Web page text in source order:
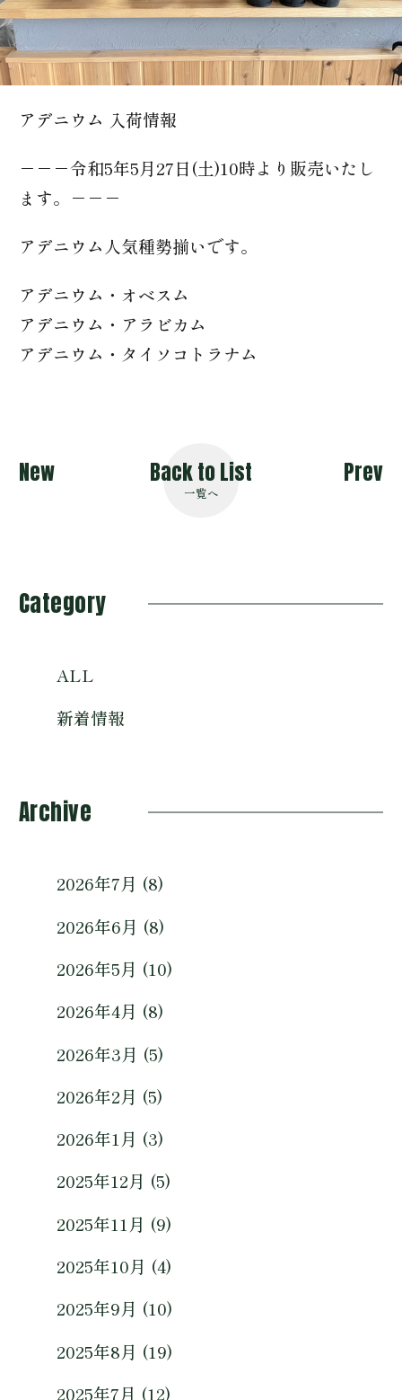
アデニウム 入荷情報
－－－令和5年5月27日(土)10時より販売いたし
ます。－－－
アデニウム人気種勢揃いです。
アデニウム・オベスム
アデニウム・アラビカム
アデニウム・タイソコトラナム
New Back to List
一覧へ
Prev
Category
ALL
新着情報
Archive
2026年7月 (8)
2026年6月 (8)
2026年5月 (10)
2026年4月 (8)
2026年3月 (5)
2026年2月 (5)
2026年1月 (3)
2025年12月 (5)
2025年11月 (9)
2025年10月 (4)
2025年9月 (10)
2025年8月 (19)
2025年7月 (12)